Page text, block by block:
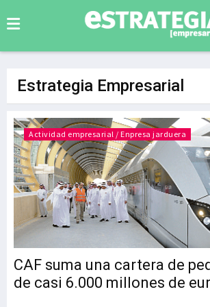
Estrategia Empresarial
CAF suma una cartera de
de casi 6.000 millones de
Actividad empresarial / Enpresa jarduera